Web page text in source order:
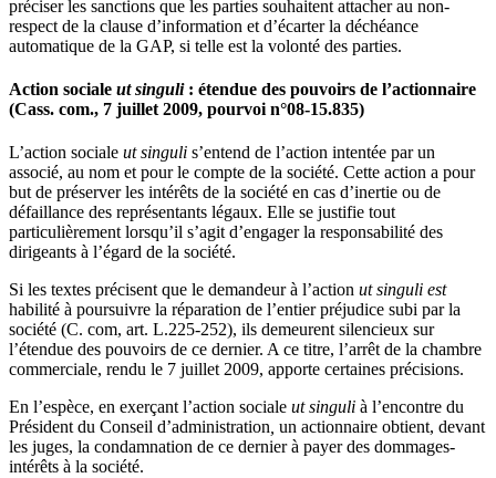
préciser les sanctions que les parties souhaitent attacher au non-
respect de la clause d’information et d’écarter la déchéance
automatique de la GAP, si telle est la volonté des parties.
Action sociale ut singuli : étendue des pouvoirs de l’actionnaire
(Cass. com., 7 juillet 2009, pourvoi n°08-15.835)
L’action sociale ut singuli s’entend de l’action intentée par un
associé, au nom et pour le compte de la société. Cette action a pour
but de préserver les intérêts de la société en cas d’inertie ou de
défaillance des représentants légaux. Elle se justifie tout
particulièrement lorsqu’il s’agit d’engager la responsabilité des
dirigeants à l’égard de la société.
Si les textes précisent que le demandeur à l’action ut singuli est
habilité à poursuivre la réparation de l’entier préjudice subi par la
société (C. com, art. L.225-252), ils demeurent silencieux sur
l’étendue des pouvoirs de ce dernier. A ce titre, l’arrêt de la chambre
commerciale, rendu le 7 juillet 2009, apporte certaines précisions.
En l’espèce, en exerçant l’action sociale ut singuli à l’encontre du
Président du Conseil d’administration un actionnaire obtient, devant
les juges, la condamnation de ce dernier à payer des dommages-
intérêts à la société.